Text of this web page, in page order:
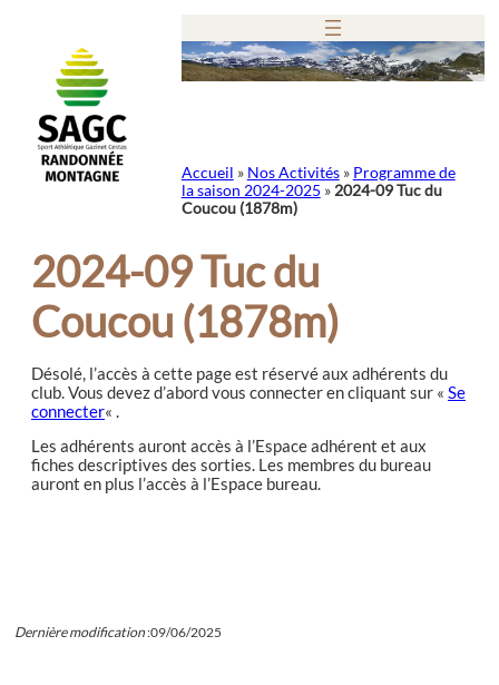
Accueil » Nos Activités» Programme de
la saison 2024-2025 » 2024-09 Tuc du
Coucou (1878m)
2024-09 Tuc du
Coucou (1878m)
Désolé, l’accès à cette page est réservé aux adhérents du
club. Vous devez d’abord vous connecter en cliquant sur « Se
connecter« .
Les adhérents auront accès à l’Espace adhérent et aux
fiches descriptives des sorties. Les membres du bureau
auront en plus l’accès à l’Espace bureau.
Dernière modification:09/06/2025